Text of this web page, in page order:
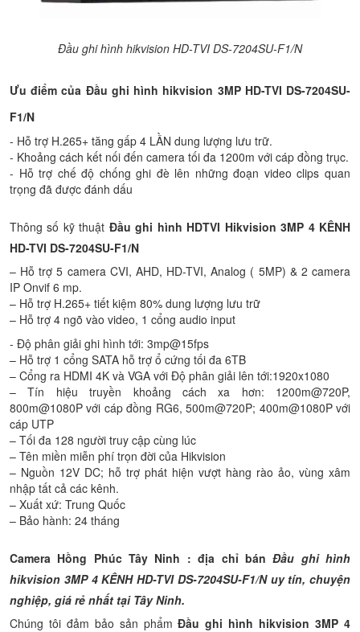
Đầu ghi hình hikvision HD-TVI DS-7204SU-F1/N
Ưu điểm của Đầu ghi hình hikvision 3MP HD-TVI DS-7204SU-
F1/N
- Hỗ trợ H.265+ tăng gấp 4 LẦN dung lượng lưu trữ.
- Khoảng cách kết nối đến camera tối đa 1200m với cáp đồng trục.
- Hỗ trợ chế độ chống ghi đè lên những đoạn video clips quan
trọng đã được đánh dấu
Thông số kỹ thuật Đầu ghi hình HDTVI Hikvision 3MP 4 KÊNH
HD-TVI DS-7204SU-F1/N
– Hỗ trợ 5 camera CVI, AHD, HD-TVI, Analog ( 5MP) & 2 camera
IP Onvif 6 mp.
– Hỗ trợ H.265+ tiết kiệm 80% dung lượng lưu trữ
– Hỗ trợ 4 ngõ vào video, 1 cổng audio input
- Độ phân giải ghi hình tới: 3mp@15fps
– Hỗ trợ 1 cổng SATA hỗ trợ ổ cứng tối đa 6TB
– Cổng ra HDMI 4K và VGA với Độ phân giải lên tới:1920x1080
– Tín hiệu truyền khoảng cách xa hơn: 1200m@720P,
800m@1080P với cáp đồng RG6, 500m@720P; 400m@1080P với
cáp UTP
– Tối đa 128 người truy cập cùng lúc
– Tên miền miễn phí trọn đời của Hikvision
– Nguồn 12V DC; hỗ trợ phát hiện vượt hàng rào ảo, vùng xâm
nhập tất cả các kênh.
– Xuất xứ: Trung Quốc
– Bảo hành: 24 tháng
Camera Hồng Phúc Tây Ninh : địa chỉ bánĐầu ghi hình
hikvision 3MP 4 KÊNH HD-TVI DS-7204SU-F1/N uy tín, chuyện
nghiệp, giá rẻ nhất tại Tây Ninh.
Chúng tôi đảm bảo sản phẩm Đầu ghi hình hikvision 3MP 4